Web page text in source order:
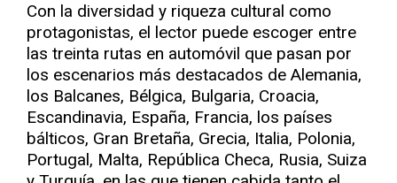
Con la diversidad y riqueza cultural como
protagonistas, el lector puede escoger entre
las treinta rutas en automóvil que pasan por
los escenarios más destacados de Alemania,
los Balcanes, Bélgica, Bulgaria, Croacia,
Escandinavia, España, Francia, los países
bálticos, Gran Bretaña, Grecia, Italia, Polonia,
Portugal, Malta, República Checa, Rusia, Suiza